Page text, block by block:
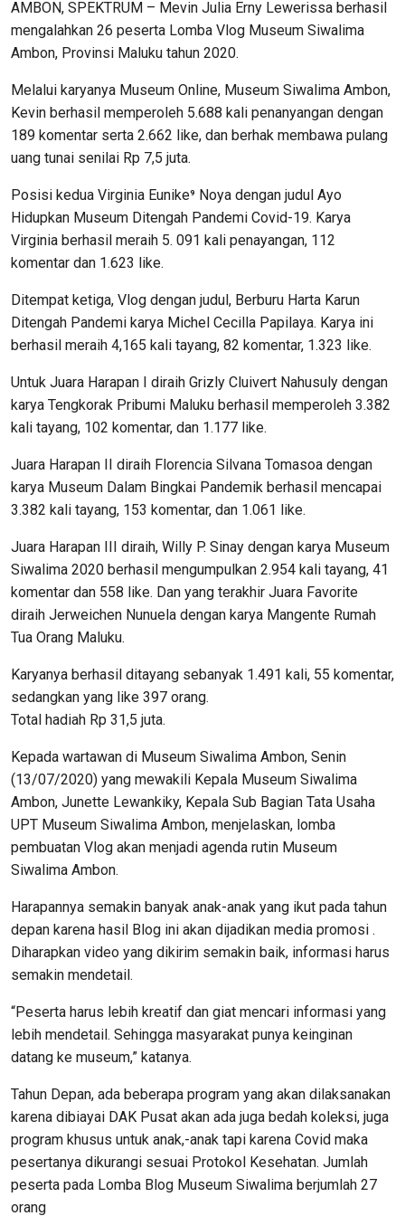
AMBON, SPEKTRUM – Mevin Julia Erny Lewerissa berhasil
mengalahkan 26 peserta Lomba Vlog Museum Siwalima
Ambon, Provinsi Maluku tahun 2020.
Melalui karyanya Museum Online, Museum Siwalima Ambon,
Kevin berhasil memperoleh 5.688 kali penanyangan dengan
189 komentar serta 2.662 like, dan berhak membawa pulang
uang tunai senilai Rp 7,5 juta.
Posisi kedua Virginia Eunike⁹ Noya dengan judul Ayo
Hidupkan Museum Ditengah Pandemi Covid-19. Karya
Virginia berhasil meraih 5. 091 kali penayangan, 112
komentar dan 1.623 like.
Ditempat ketiga, Vlog dengan judul, Berburu Harta Karun
Ditengah Pandemi karya Michel Cecilla Papilaya. Karya ini
berhasil meraih 4,165 kali tayang, 82 komentar, 1.323 like.
Untuk Juara Harapan I diraih Grizly Cluivert Nahusuly dengan
karya Tengkorak Pribumi Maluku berhasil memperoleh 3.382
kali tayang, 102 komentar, dan 1.177 like.
Juara Harapan II diraih Florencia Silvana Tomasoa dengan
karya Museum Dalam Bingkai Pandemik berhasil mencapai
3.382 kali tayang, 153 komentar, dan 1.061 like.
Juara Harapan III diraih, Willy P. Sinay dengan karya Museum
Siwalima 2020 berhasil mengumpulkan 2.954 kali tayang, 41
komentar dan 558 like. Dan yang terakhir Juara Favorite
diraih Jerweichen Nunuela dengan karya Mangente Rumah
Tua Orang Maluku.
Karyanya berhasil ditayang sebanyak 1.491 kali, 55 komentar,
sedangkan yang like 397 orang.
Total hadiah Rp 31,5 juta.
Kepada wartawan di Museum Siwalima Ambon, Senin
(13/07/2020) yang mewakili Kepala Museum Siwalima
Ambon, Junette Lewankiky, Kepala Sub Bagian Tata Usaha
UPT Museum Siwalima Ambon, menjelaskan, lomba
pembuatan Vlog akan menjadi agenda rutin Museum
Siwalima Ambon.
Harapannya semakin banyak anak-anak yang ikut pada tahun
depan karena hasil Blog ini akan dijadikan media promosi .
Diharapkan video yang dikirim semakin baik, informasi harus
semakin mendetail.
“Peserta harus lebih kreatif dan giat mencari informasi yang
lebih mendetail. Sehingga masyarakat punya keinginan
datang ke museum,” katanya.
Tahun Depan, ada beberapa program yang akan dilaksanakan
karena dibiayai DAK Pusat akan ada juga bedah koleksi, juga
program khusus untuk anak,-anak tapi karena Covid maka
pesertanya dikurangi sesuai Protokol Kesehatan. Jumlah
peserta pada Lomba Blog Museum Siwalima berjumlah 27
orang